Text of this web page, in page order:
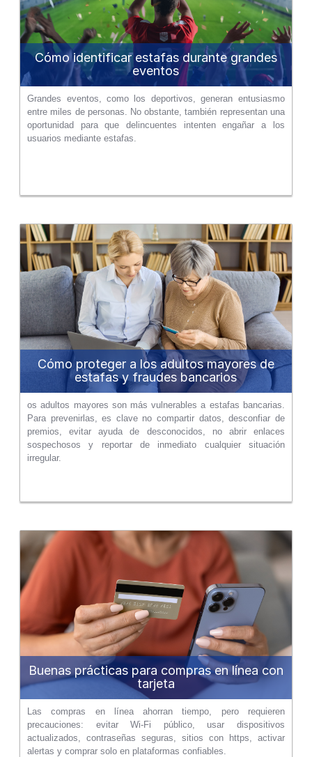
Cómo identificar estafas durante grandes
eventos
Grandes eventos, como los deportivos, generan entusiasmo
entre miles de personas. No obstante, también representan una
oportunidad para que delincuentes intenten engañar a los
usuarios mediante estafas.
Cómo proteger a los adultos mayores de
estafas y fraudes bancarios
os adultos mayores son más vulnerables a estafas bancarias.
Para prevenirlas, es clave no compartir datos, desconfiar de
premios, evitar ayuda de desconocidos, no abrir enlaces
sospechosos y reportar de inmediato cualquier situación
irregular.
Buenas prácticas para compras en línea con
tarjeta
Las compras en línea ahorran tiempo, pero requieren
precauciones: evitar Wi‑Fi público, usar dispositivos
actualizados, contraseñas seguras, sitios con https, activar
alertas y comprar solo en plataformas confiables.